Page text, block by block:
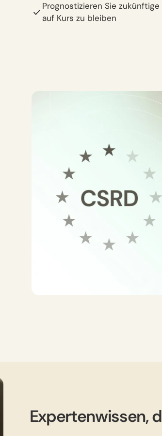
Prognostizieren Sie
auf Kurs zu bleiben
Expertenwissen,